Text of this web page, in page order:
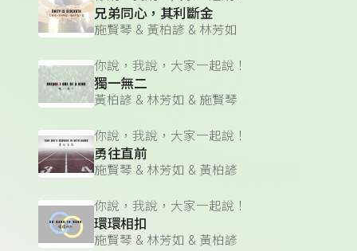
兄弟同心，其利斷金
施賢琴 & 黃柏諺 & 林芳如
你說，我說，大家一起說！
獨一無二
黃柏諺 & 林芳如 & 施賢琴
你說，我說，大家一起說！
勇往直前
施賢琴 & 林芳如 & 黃柏諺
你說，我說，大家一起說！
環環相扣
施賢琴 & 林芳如 & 黃柏諺